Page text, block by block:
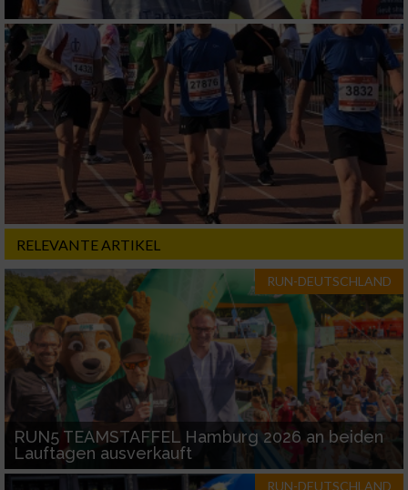
RELEVANTE ARTIKEL
RUN-DEUTSCHLAND
RUN5 TEAMSTAFFEL Hamburg 2026 an beiden
Lauftagen ausverkauft
RUN-DEUTSCHLAND